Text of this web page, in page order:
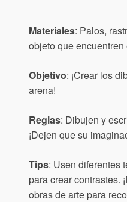
Materiales: Palos,
objeto que encuentren
Objetivo: ¡Crear los
arena!
Reglas: Dibujen y
¡Dejen que su
Tips: Usen diferentes
para crear contrastes.
obras de arte para